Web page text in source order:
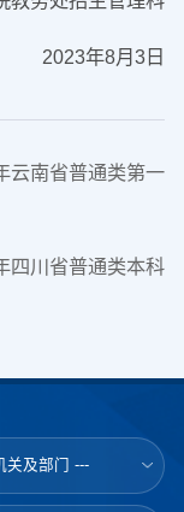
2023年8月3日
云南省普通类第一
四川省普通类本科
关及部门 ---